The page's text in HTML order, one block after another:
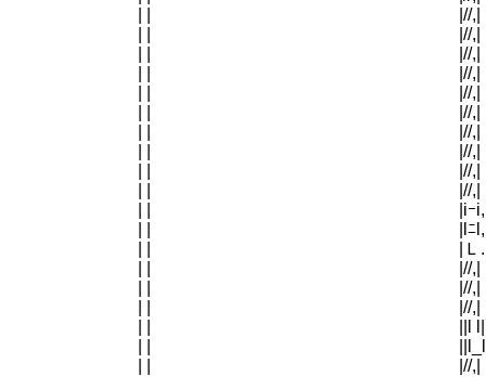
| | |//,|
| | |//,|
| | |//,|
| | |//,|
| | |//,|
| | |//,|
| | |//,|
| | |//,|
| | |//,|
| | |//,|
| | |iｰi,| r
| | |lﾆl,| | !
| | |Ｌ.l,| |
| | |//,| |-
| | |//,| |ｉ
| | |//,| |.!
| | |//,| | |